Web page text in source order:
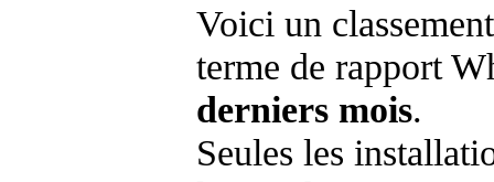
Voici un
terme de rapport
derniers mois.
Seules les